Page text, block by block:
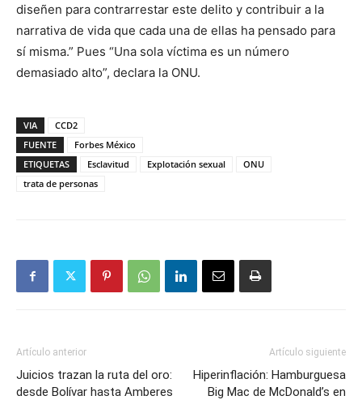
diseñen para contrarrestar este delito y contribuir a la
narrativa de vida que cada una de ellas ha pensado para
sí misma.” Pues “Una sola víctima es un número
demasiado alto”, declara la ONU.
VIA
CCD2
FUENTE
Forbes México
ETIQUETAS
Esclavitud Explotación sexual
ONU
trata de personas
Artículo anterior
Juicios trazan la ruta del oro:
desde Bolívar hasta Amberes
Artículo siguiente
Hiperinflación: Hamburguesa
Big Mac de McDonald’s en